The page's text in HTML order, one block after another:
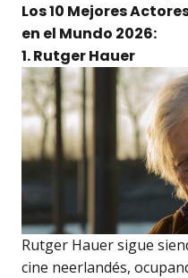
Los 10 Mejores
en el Mundo 2026:
1. Rutger Hauer
Rutger Hauer sigue
cine neerlandés,